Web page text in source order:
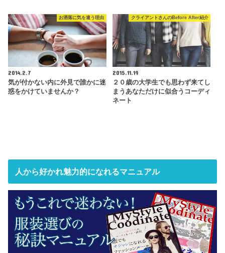
お洒落に気を遣う理由
2014.2.7
気が付かない内に外見で誰かに迷
惑をかけていませんか？
クライアントさんのBefore After紹介
2015.11.19
２０歳の大学生でも思わず来てし
まうあなただけに似合うコーディ
ネート
人から好かれ魅力的になれるマニュアル